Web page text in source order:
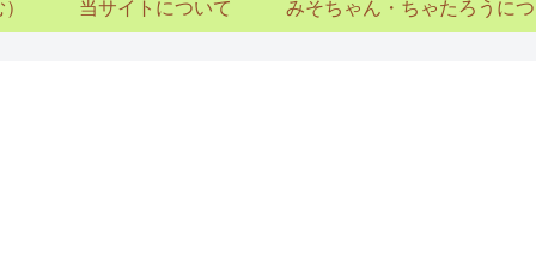
当サイトについて みそちゃん・ちゃたろうに